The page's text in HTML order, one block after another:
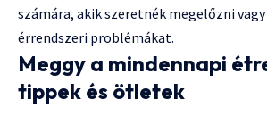
számára, akik szeretnék megelőzni
érrendszeri problémákat.
Meggy a mindennapi
tippek és ötletek